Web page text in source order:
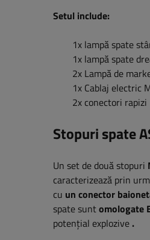
Setul include:
1x lampă spate
1x lampă spate
2x Lampă de
1x Cablaj electric
2x conectori rapizi
Stopuri spate
Un set de două stopuri
caracterizează prin
cu un conector
spate suntomologate
potențial explozive .